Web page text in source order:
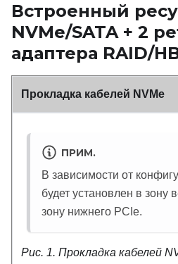
Встроенный
NVMe/SATA + 2
адаптера RAID/
Прокладка кабелей NVMe
ПРИМ.
В зависимости от
будет установлен в зону
зону нижнего PCIe.
Рис. 1. Прокладка кабелей